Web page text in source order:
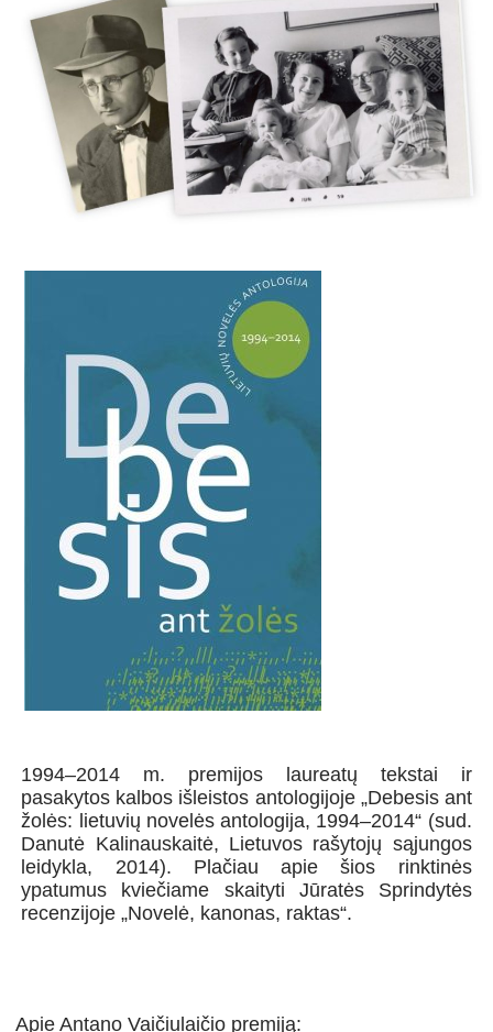
1994–2014 m. premijos laureatų tekstai ir
pasakytos kalbos išleistos antologijoje „Debesis ant
žolės: lietuvių novelės antologija, 1994–2014“ (sud.
Danutė Kalinauskaitė, Lietuvos rašytojų sąjungos
leidykla, 2014). Plačiau apie šios rinktinės
ypatumus kviečiame skaityti Jūratės Sprindytės
recenzijoje „Novelė, kanonas, raktas“.
Apie Antano Vaičiulaičio premiją: